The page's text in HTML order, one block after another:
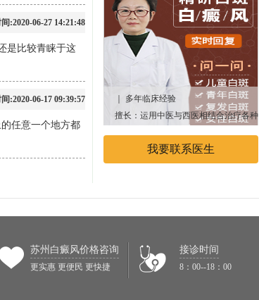
间:2020-06-27 14:21:48
是比较青睐于这
间:2020-06-17 09:39:57
任意一个地方都
｜ 多年临床经验
擅长：运用中医与西医相结合治疗各种
我要联系医生
苏州白癜风价格咨询
更实惠 更便民 更快捷
接诊时间
8：00--18：00